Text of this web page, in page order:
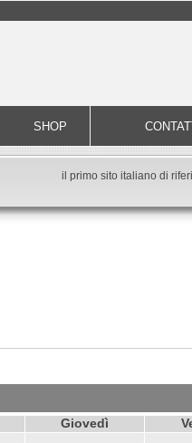
SHOP
il primo sito italiano di
Giovedì